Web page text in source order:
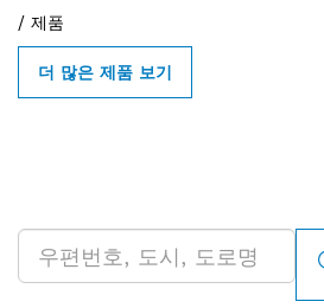
/ 제품
더 많은 제품 보기